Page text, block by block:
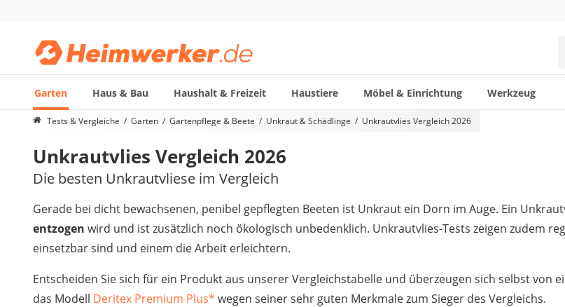
Garten Haus & Bau Haushalt & Freizeit Haustiere Möbel & Einrichtung Werkzeug
Die beliebtesten Vergleiche nach Kategorie
Akku-Laubsauger
Faltpavillon
Motorhacke
Schlauchtrommel
Solar-Lichterkette außen
Teleskopleiter
Pavillon
Sichtschutzstreifen
Tests & Vergleiche Garten Gartenpflege & Beete Unkraut & Schädlinge Unkrautvlies Vergleich 2026
Unkrautvlies Vergleich 2026
Die besten Unkrautvliese im Vergleich
Gerade bei dicht bewachsenen, penibel gepflegten Beeten ist Unkraut ein Dorn im Auge. Ein
entzogen wird und ist zusätzlich noch ökologisch unbedenklich. Unkrautvlies-Tests zeigen zudem
einsetzbar sind und einem die Arbeit erleichtern.
Entscheiden Sie sich für ein Produkt aus unserer Vergleichstabelle und überzeugen sich selbst von
das Modell Deritex Premium Plus* wegen seiner sehr guten Merkmale zum Sieger des Vergleichs.